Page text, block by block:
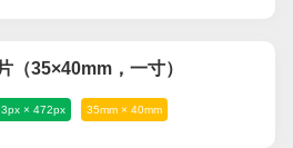
（35×40mm，一寸）
× 472px 35mm × 40mm